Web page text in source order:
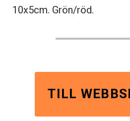
10x5cm. Grön/röd.
TILL